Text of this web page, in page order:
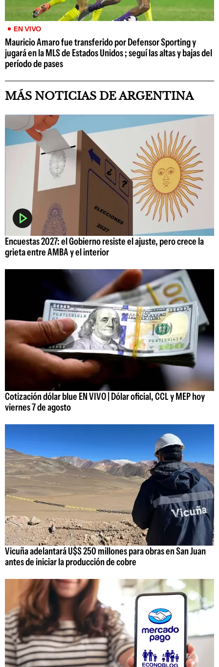
EN VIVO
Mauricio Amaro fue transferido por Defensor Sporting y
jugará en la MLS de Estados Unidos ; seguí las altas y bajas del
período de pases
MÁS NOTICIAS DE ARGENTINA
Encuestas 2027: el Gobierno resiste el ajuste, pero crece la
grieta entre AMBA y el interior
Cotización dólar blue EN VIVO | Dólar oficial, CCL y MEP hoy
viernes 7 de agosto
Vicuña adelantará U$S 250 millones para obras en San Juan
antes de iniciar la producción de cobre